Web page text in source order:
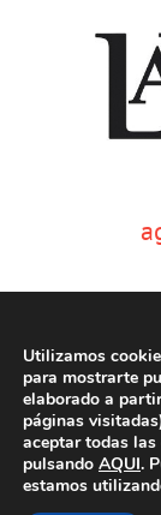
© Copyright 2020
legal |Política
Utilizamos
para mostrarte
elaborado a
páginas
aceptar todas
pulsando AQUI.
estamos